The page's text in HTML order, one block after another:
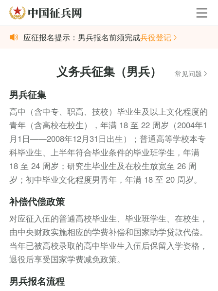
应征报名提示：男兵报名前须完成兵役登记
义务兵征集（男兵） 常见问题
男兵征集
高中（含中专、职高、技校）毕业生及以上文化程度的
青年（含高校在校生），年满 18 至 22 周岁（2004年1
月1日——2008年12月31日出生）；普通高等学校本专
科毕业生、上半年符合毕业条件的毕业班学生，年满
18 至 24 周岁；研究生毕业生及在校生放宽至 26 周
岁；初中毕业文化程度男青年，年满 18 至 20 周岁。
补偿代偿政策
对应征入伍的普通高校毕业生、毕业班学生、在校生，
由中央财政实施相应的学费补偿和国家助学贷款代偿。
当年已被高校录取的高中毕业生入伍后保留入学资格，
退役后享受国家学费减免政策。
男兵报名流程